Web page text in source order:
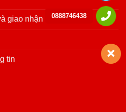
giao nhận
tin
0888746438